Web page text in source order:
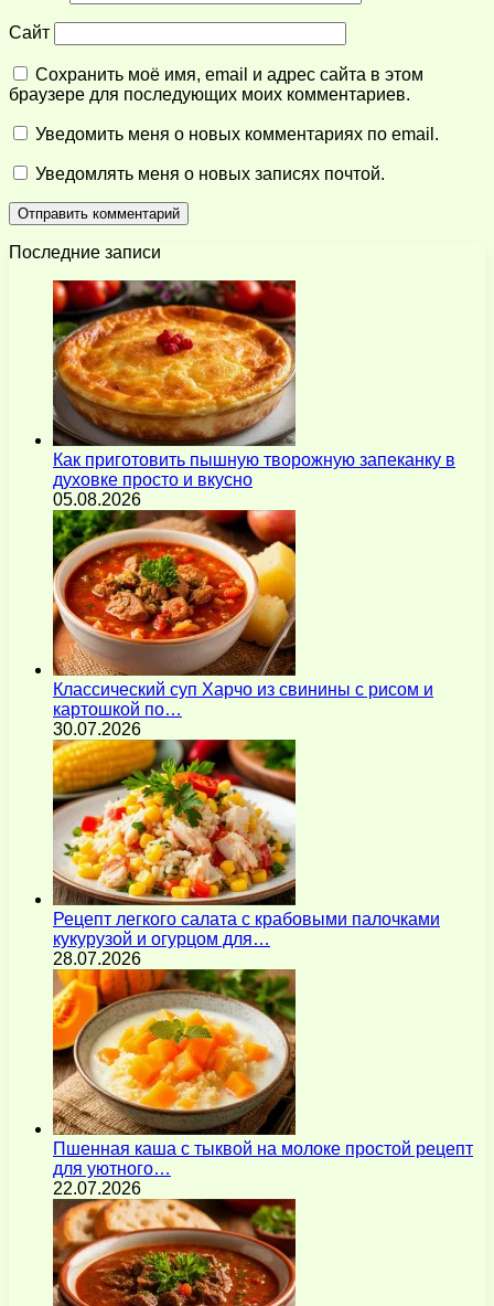
Сайт
Сохранить моё имя, email и адрес сайта в этом
браузере для последующих моих комментариев.
Уведомить меня о новых комментариях по email.
Уведомлять меня о новых записях почтой.
Последние записи
Как приготовить пышную творожную запеканку в
духовке просто и вкусно
05.08.2026
Классический суп Харчо из свинины с рисом и
картошкой по…
30.07.2026
Рецепт легкого салата с крабовыми палочками
кукурузой и огурцом для…
28.07.2026
Пшенная каша с тыквой на молоке простой рецепт
для уютного…
22.07.2026